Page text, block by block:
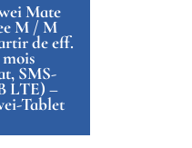
Mate
M / M
de eff.
SMS-
LTE) –
Tablet